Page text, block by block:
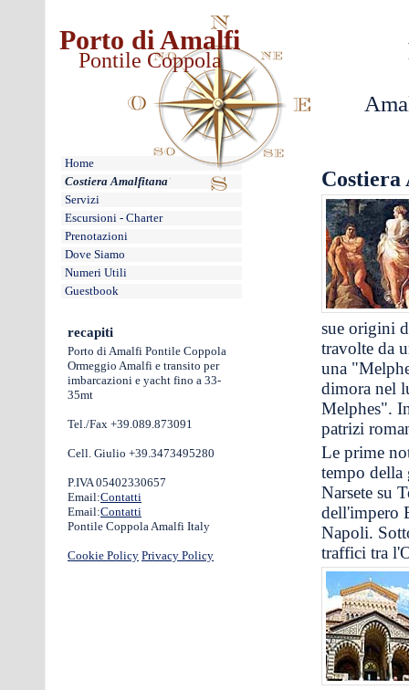
Porto di Amalfi
Pontile Coppola
Home
Costiera Amalfitana
Servizi
Escursioni - Charter
Prenotazioni
Dove Siamo
Numeri Utili
Guestbook
recapiti
Porto di Amalfi Pontile Coppola
Ormeggio Amalfi e transito per
imbarcazioni e yacht fino a 33-
35mt
Tel./Fax +39.089.873091
Cell. Giulio +39.3473495280
P.IVA 05402330657
Email:Contatti
Email:Contatti
Pontile Coppola Amalfi Italy
Cookie Policy Privacy Policy
Costiera
sue origini
travolte da
una
dimora nel
Melphes".
patrizi
Le prime
tempo della
Narsete su
dell'impero
Napoli.
traffici tra